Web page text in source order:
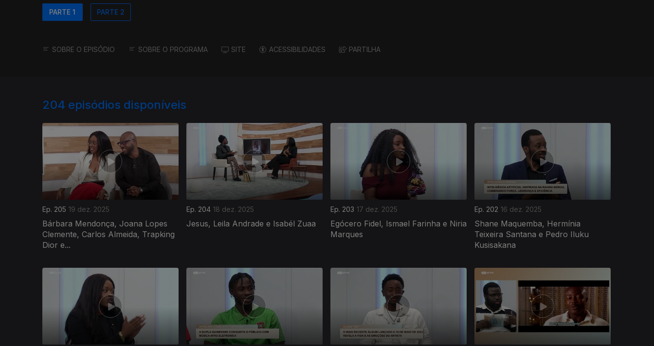
PARTE 1 PARTE 2
SOBRE O EPISÓDIO SOBRE O PROGRAMA SITE ACESSIBILIDADES PARTILHA
204 episódios disponíveis
Ep. 205 19 dez. 2025
Bárbara Mendonça, Joana Lopes
Clemente, Carlos Almeida, Trapking
Dior e...
Ep. 204 18 dez. 2025
Jesus, Leila Andrade e Isabél Zuaa
Ep. 203 17 dez. 2025
Egócero Fidel, Ismael Farinha e Niria
Marques
Ep. 202 16 dez. 2025
Shane Maquemba, Hermínia
Teixeira Santana e Pedro Iluku
Kusisakana